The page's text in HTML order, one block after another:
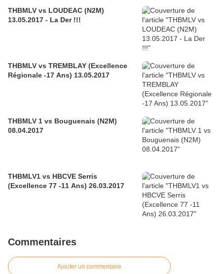
THBMLV vs LOUDEAC (N2M)
13.05.2017 - La Der !!!
THBMLV vs TREMBLAY (Excellence
Régionale -17 Ans) 13.05.2017
THBMLV 1 vs Bouguenais (N2M)
08.04.2017
THBMLV1 vs HBCVE Serris
(Excellence 77 -11 Ans) 26.03.2017
Commentaires
Ajouter un commentaire